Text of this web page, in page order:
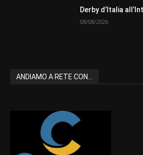
Derby d’Italia
08/08/2026
ANDIAMO A RETE CON...